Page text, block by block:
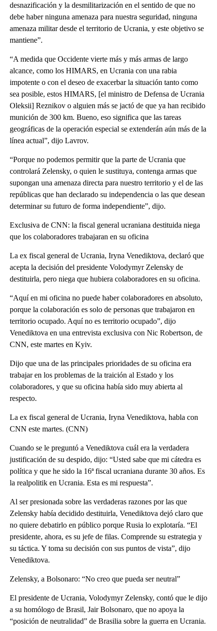
desnazificación y la desmilitarización en el sentido de que no
debe haber ninguna amenaza para nuestra seguridad, ninguna
amenaza militar desde el territorio de Ucrania, y este objetivo se
mantiene”.
“A medida que Occidente vierte más y más armas de largo
alcance, como los HIMARS, en Ucrania con una rabia
impotente o con el deseo de exacerbar la situación tanto como
sea posible, estos HIMARS, [el ministro de Defensa de Ucrania
Oleksii] Reznikov o alguien más se jactó de que ya han recibido
munición de 300 km. Bueno, eso significa que las tareas
geográficas de la operación especial se extenderán aún más de la
línea actual”, dijo Lavrov.
“Porque no podemos permitir que la parte de Ucrania que
controlará Zelensky, o quien le sustituya, contenga armas que
supongan una amenaza directa para nuestro territorio y el de las
repúblicas que han declarado su independencia o las que desean
determinar su futuro de forma independiente”, dijo.
Exclusiva de CNN: la fiscal general ucraniana destituida niega
que los colaboradores trabajaran en su oficina
La ex fiscal general de Ucrania, Iryna Venediktova, declaró que
acepta la decisión del presidente Volodymyr Zelensky de
destituirla, pero niega que hubiera colaboradores en su oficina.
“Aquí en mi oficina no puede haber colaboradores en absoluto,
porque la colaboración es solo de personas que trabajaron en
territorio ocupado. Aquí no es territorio ocupado”, dijo
Venediktova en una entrevista exclusiva con Nic Robertson, de
CNN, este martes en Kyiv.
Dijo que una de las principales prioridades de su oficina era
trabajar en los problemas de la traición al Estado y los
colaboradores, y que su oficina había sido muy abierta al
respecto.
La ex fiscal general de Ucrania, Iryna Venediktova, habla con
CNN este martes. (CNN)
Cuando se le preguntó a Venediktova cuál era la verdadera
justificación de su despido, dijo: “Usted sabe que mi cátedra es
política y que he sido la 16ª fiscal ucraniana durante 30 años. Es
la realpolitik en Ucrania. Esta es mi respuesta”.
Al ser presionada sobre las verdaderas razones por las que
Zelensky había decidido destituirla, Venediktova dejó claro que
no quiere debatirlo en público porque Rusia lo explotaría. “El
presidente, ahora, es su jefe de filas. Comprende su estrategia y
su táctica. Y toma su decisión con sus puntos de vista”, dijo
Venediktova.
Zelensky, a Bolsonaro: “No creo que pueda ser neutral”
El presidente de Ucrania, Volodymyr Zelensky, contó que le dijo
a su homólogo de Brasil, Jair Bolsonaro, que no apoya la
“posición de neutralidad” de Brasilia sobre la guerra en Ucrania.